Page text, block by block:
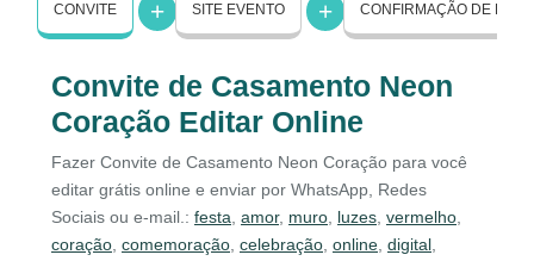
CONVITE SITE EVENTO CONFIRMAÇÃO DE
Convite de Casamento Neon
Coração Editar Online
Fazer Convite de Casamento Neon Coração para você
editar grátis online e enviar por WhatsApp, Redes
Sociais ou e-mail.: festa amor, muro luzes vermelho
coração comemoração celebração online digital